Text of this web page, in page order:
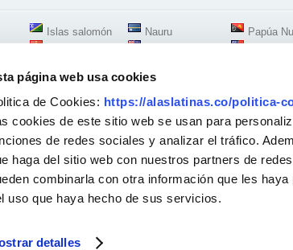
página web usa cookies
de Cookies: https://alaslatinas.co/politica-
cookies de este sitio web se usan para
de redes sociales y analizar el tráfico.
haga del sitio web con nuestros partners de
combinarla con otra información que les
uso que haya hecho de sus servicios.
detalles
Islas salomón
Nauru
Papúa
Zona Aeropuerto-Coslada
38, Nave D-8
- Madrid - España
96 30-91 428 54 78-91 127 84 74-688833163
telefónica: [Lunes a Viernes] 11.00 h a 20.00 h